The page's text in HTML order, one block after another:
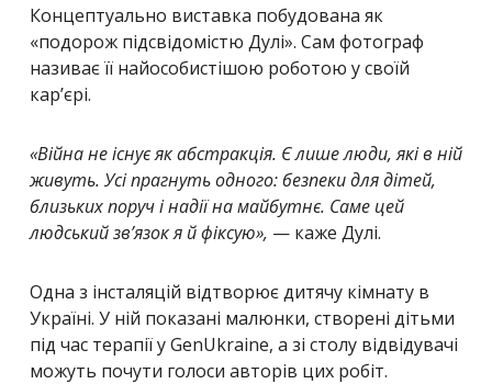
Концептуально виставка побудована як
«подорож підсвідомістю Дулі». Сам фотограф
називає її найособистішою роботою у своїй
кар’єрі.
«Війна не існує як абстракція. Є лише люди, які в ній
живуть. Усі прагнуть одного: безпеки для дітей,
близьких поруч і надії на майбутнє. Саме цей
людський зв’язок я й фіксую», — каже Дулі.
Одна з інсталяцій відтворює дитячу кімнату в
Україні. У ній показані малюнки, створені дітьми
під час терапії у GenUkraine, а зі столу відвідувачі
можуть почути голоси авторів цих робіт.